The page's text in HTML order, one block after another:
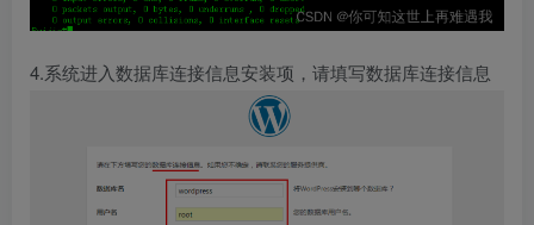
4.系统进入数据库连接信息安装项，请填写数据库连接信息